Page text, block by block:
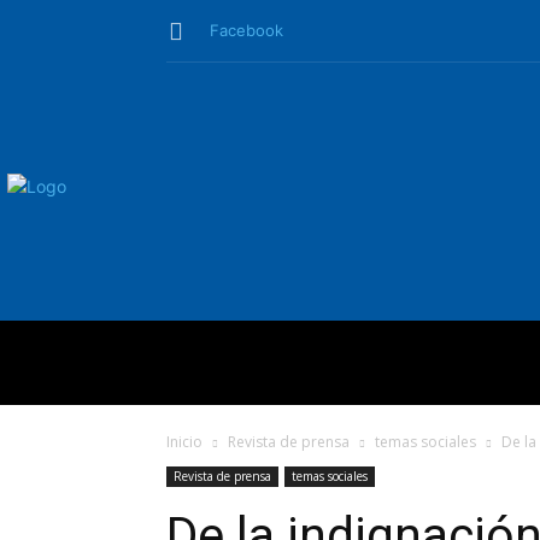
Facebook
Inicio Revista de prensa temas sociales De
Revista de prensa temas sociales